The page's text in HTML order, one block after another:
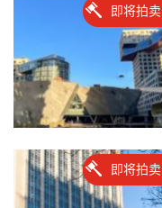
即将拍卖
即将拍卖